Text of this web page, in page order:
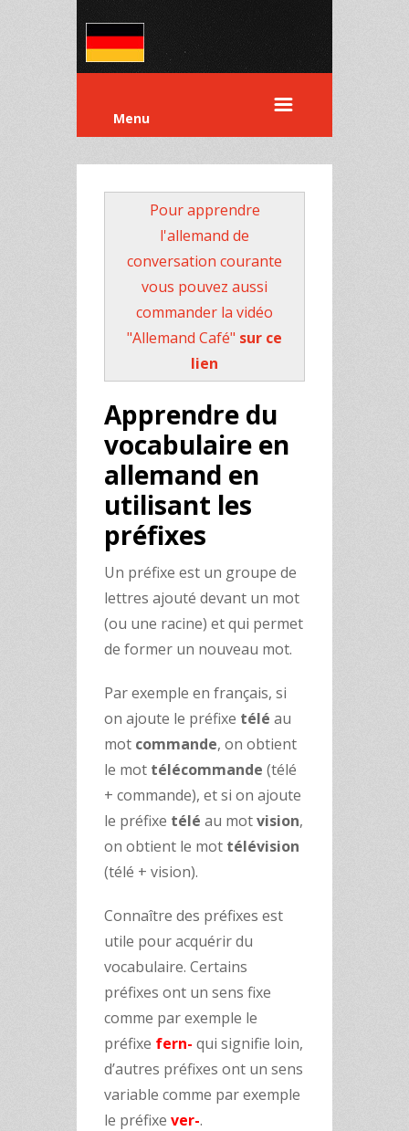
Menu
Pour apprendre
l'allemand de
conversation courante
vous pouvez aussi
commander la vidéo
"Allemand Café" sur ce
lien
Apprendre du
vocabulaire en
allemand en
utilisant les
préfixes
Un préfixe est un groupe de
lettres ajouté devant un mot
(ou une racine) et qui permet
de former un nouveau mot.
Par exemple en français, si
on ajoute le préfixe télé au
mot commande, on obtient
le mot télécommande (télé
+ commande), et si on ajoute
le préfixe télé au motvision,
on obtient le mot télévision
(télé + vision).
Connaître des préfixes est
utile pour acquérir du
vocabulaire. Certains
préfixes ont un sens fixe
comme par exemple le
préfixe fern- qui signifie loin,
d’autres préfixes ont un sens
variable comme par exemple
le préfixe ver-.